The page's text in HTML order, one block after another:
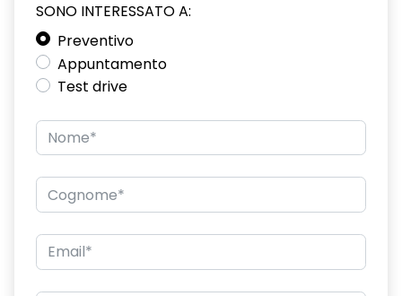
SONO INTERESSATO A:
Preventivo
Appuntamento
Test drive